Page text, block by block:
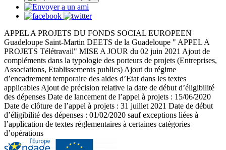
APPEL A PROJETS DU FONDS SOCIAL EUROPEEN
Guadeloupe Saint-Martin DEETS de la Guadeloupe " APPEL A
PROJETS Télétravail" MISE A JOUR du 02 juin 2021 Ajout de
compléments dans la typologie des porteurs de projets (Entreprises,
Associations, Etablissements publics) Ajout du régime
d’encadrement temporaire des aides d’Etat dans les textes
applicables Ajout de précision relative la date de début d’éligibilité
des dépenses Date de lancement de l’appel à projets : 15/06/2020
Date de clôture de l’appel à projets : 31 juillet 2021 Date de début
d’éligibilité des dépenses : 01/02/2020 sauf exceptions liées à
l’application de textes réglementaires à certaines catégories
d’opérations